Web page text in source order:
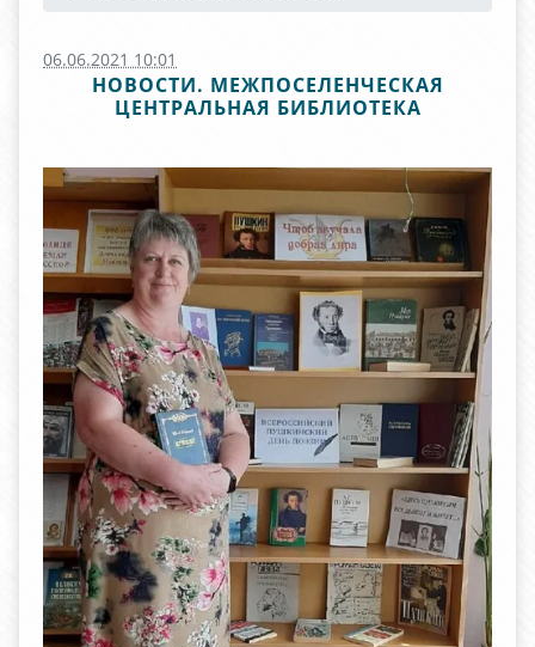
06.06.2021 10:01
НОВОСТИ. МЕЖПОСЕЛЕНЧЕСКАЯ
ЦЕНТРАЛЬНАЯ БИБЛИОТЕКА